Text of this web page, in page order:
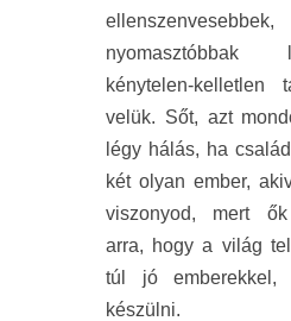
kénytelen-kelletlen
velük. Sőt, azt
légy hálás, ha
két olyan ember,
viszonyod, mert ők
arra, hogy a világ
túl jó emberekkel,
készülni.